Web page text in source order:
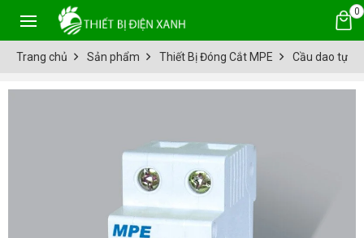
0
Trang chủ Sản phẩm Thiết Bị Đóng Cắt MPE Cầu dao tự